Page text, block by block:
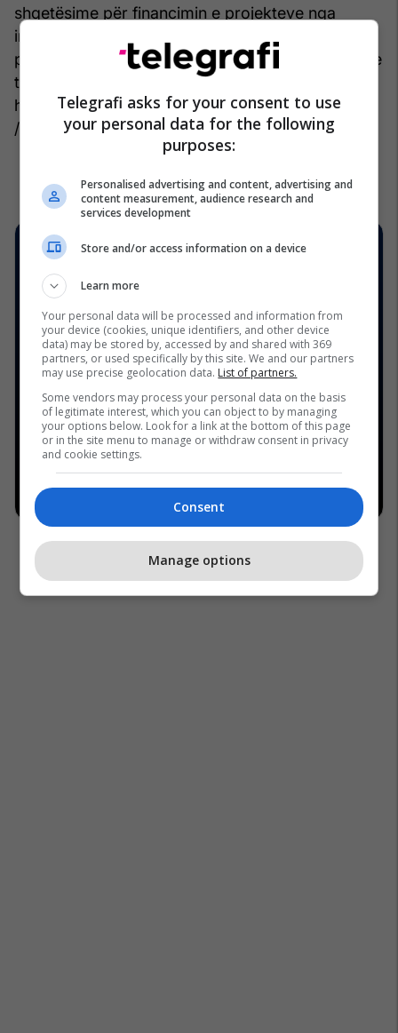
shqetësime për financimin e projekteve nga
institucionet, si dhe nevoja për transparencë dhe
përgjegjësi në përdorimin e mjeteve publike, duke
theksuar rëndësinë e ruajtjes së të vërtetës
historike dhe respektit ndaj viktimave të luftës.
/Kp/
Telegrafi asks for your consent to use
your personal data for the following
purposes:
Personalised advertising and content, advertising and
content measurement, audience research and
services development
Store and/or access information on a device
Learn more
Your personal data will be processed and information from
your device (cookies, unique identifiers, and other device
data) may be stored by, accessed by and shared with 369
partners, or used specifically by this site. We and our partners
may use precise geolocation data. List of partners.
Some vendors may process your personal data on the basis
of legitimate interest, which you can object to by managing
your options below. Look for a link at the bottom of this page
or in the site menu to manage or withdraw consent in privacy
and cookie settings.
Consent
Manage options